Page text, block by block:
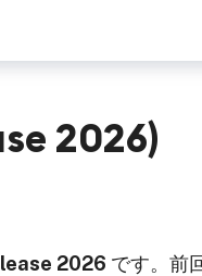
2026)
2026 です。前